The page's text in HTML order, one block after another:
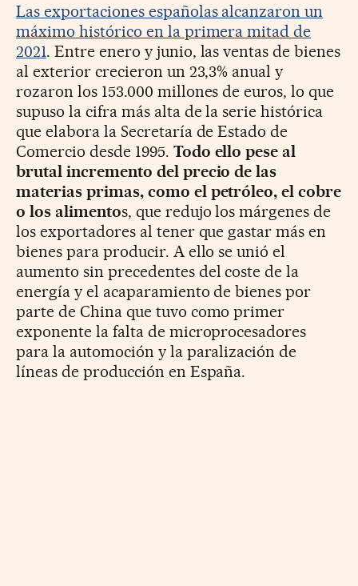
Las exportaciones españolas alcanzaron un
máximo histórico en la primera mitad de
2021. Entre enero y junio, las ventas de bienes
al exterior crecieron un 23,3% anual y
rozaron los 153.000 millones de euros, lo que
supuso la cifra más alta de la serie histórica
que elabora la Secretaría de Estado de
Comercio desde 1995. Todo ello pese al
brutal incremento del precio de las
materias primas, como el petróleo, el cobre
o los alimentos, que redujo los márgenes de
los exportadores al tener que gastar más en
bienes para producir. A ello se unió el
aumento sin precedentes del coste de la
energía y el acaparamiento de bienes por
parte de China que tuvo como primer
exponente la falta de microprocesadores
para la automoción y la paralización de
líneas de producción en España.